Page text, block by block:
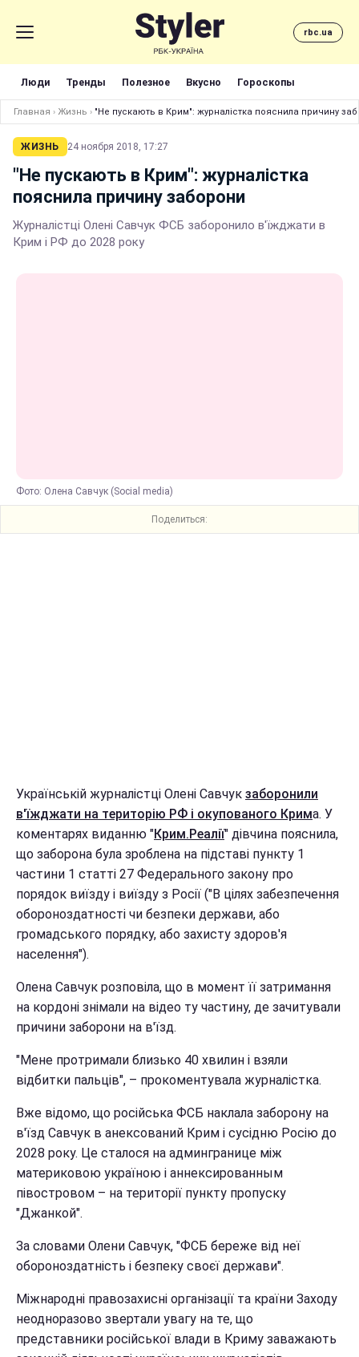
rbc.ua
Люди Тренды Полезное Вкусно Гороскопы
Главная › Жизнь › "Не пускають в Крим": журналістка пояснила причину
ЖИЗНЬ 24 ноября 2018, 17:27
"Не пускають в Крим": журналістка
пояснила причину заборони
Журналістці Олені Савчук ФСБ заборонило в'їжджати в
Крим і РФ до 2028 року
Фото: Олена Савчук (Social media)
Поделиться:
Українській журналістці Олені Савчук заборонили
в'їжджати на територію РФ і окупованого Крима. У
коментарях виданню "Крим.Реалії" дівчина пояснила,
що заборона була зроблена на підставі пункту 1
частини 1 статті 27 Федерального закону про
порядок виїзду і виїзду з Росії ("В цілях забезпечення
обороноздатності чи безпеки держави, або
громадського порядку, або захисту здоров'я
населення").
Олена Савчук розповіла, що в момент її затримання
на кордоні знімали на відео ту частину, де зачитували
причини заборони на в'їзд.
"Мене протримали близько 40 хвилин і взяли
відбитки пальців", – прокоментувала журналістка.
Вже відомо, що російська ФСБ наклала заборону на
в'їзд Савчук в анексований Крим і сусідню Росію до
2028 року. Це сталося на админгранице між
материковою україною і аннексированным
півостровом – на території пункту пропуску
"Джанкой".
За словами Олени Савчук, "ФСБ береже від неї
обороноздатність і безпеку своєї держави".
Міжнародні правозахисні організації та країни Заходу
неодноразово звертали увагу на те, що
представники російської влади в Криму заважають